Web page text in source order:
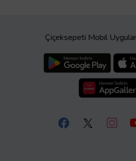
Çiçeksepeti Mobil